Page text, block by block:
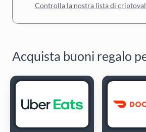
Controlla la nostra lista di
Acquista buoni regalo